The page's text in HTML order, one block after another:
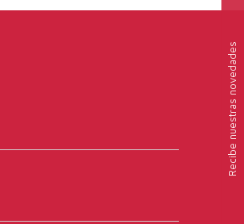
Recibe
nuestras novedades